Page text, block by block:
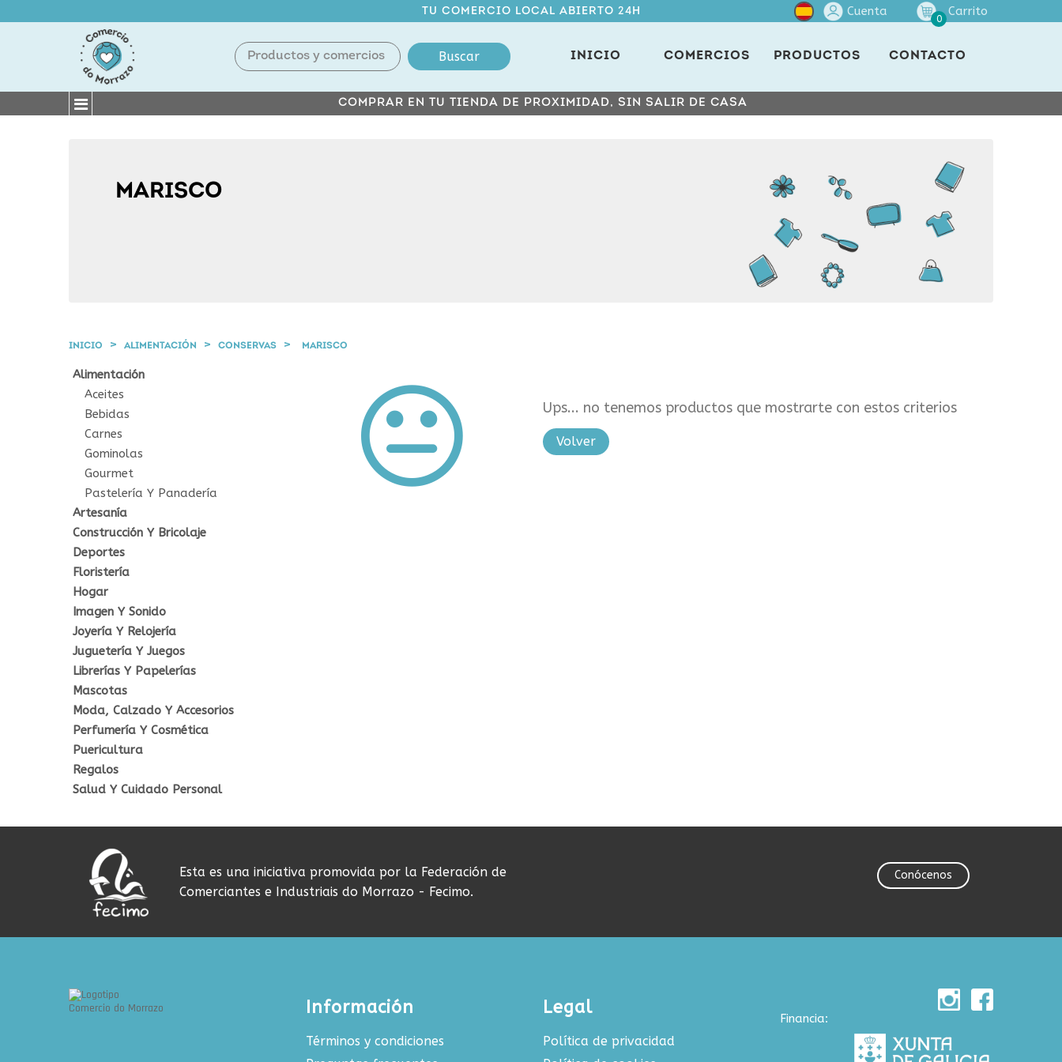
TU COMERCIO LOCAL ABIERTO 24H Cuenta
0
Carrito
Buscar INICIO COMERCIOS PRODUCTOS CONTACTO
COMPRAR EN TU TIENDA DE PROXIMIDAD, SIN SALIR DE CASA
MARISCO
INICIO ALIMENTACIÓN CONSERVAS MARISCO
Alimentación
Aceites
Bebidas
Carnes
Gominolas
Gourmet
Pastelería Y Panadería
Artesanía
Construcción Y Bricolaje
Deportes
Floristería
Hogar
Imagen Y Sonido
Joyería Y Relojería
Juguetería Y Juegos
Librerías Y Papelerías
Mascotas
Moda, Calzado Y Accesorios
Perfumería Y Cosmética
Puericultura
Regalos
Salud Y Cuidado Personal
Ups... no tenemos productos que mostrarte con estos criterios
Volver
Esta es una iniciativa promovida por la Federación de
Comerciantes e Industriais do Morrazo - Fecimo.
Conócenos
Información
Términos y condiciones
Legal
Política de privacidad
Financia: